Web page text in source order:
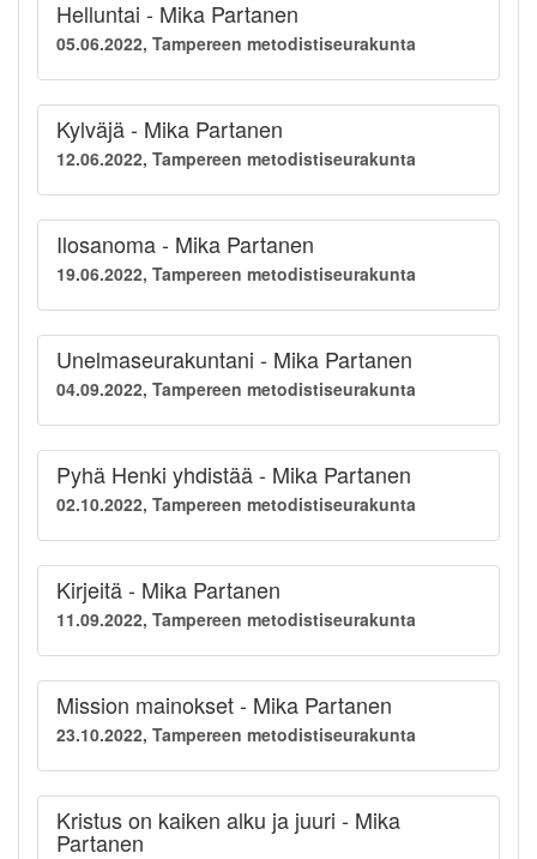
Helluntai - Mika Partanen
05.06.2022, Tampereen metodistiseurakunta
Kylväjä - Mika Partanen
12.06.2022, Tampereen metodistiseurakunta
Ilosanoma - Mika Partanen
19.06.2022, Tampereen metodistiseurakunta
Unelmaseurakuntani - Mika Partanen
04.09.2022, Tampereen metodistiseurakunta
Pyhä Henki yhdistää - Mika Partanen
02.10.2022, Tampereen metodistiseurakunta
Kirjeitä - Mika Partanen
11.09.2022, Tampereen metodistiseurakunta
Mission mainokset - Mika Partanen
23.10.2022, Tampereen metodistiseurakunta
Kristus on kaiken alku ja juuri - Mika
Partanen